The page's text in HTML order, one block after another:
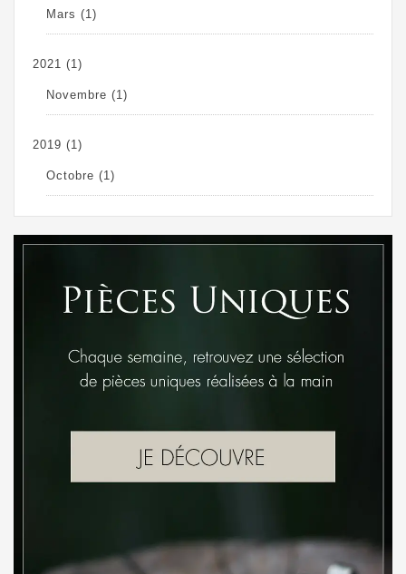
Mars (1)
2021 (1)
Novembre (1)
2019 (1)
Octobre (1)